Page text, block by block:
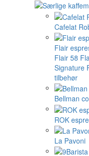
Cafelat
Flair
Flair 58
Signature
tilbehør
Bellman
ROK
La Pavoni